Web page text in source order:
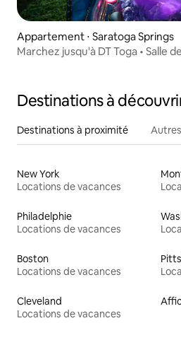
Appartement ⋅ Saratoga Springs
Marchez jusqu'à DT Toga • Salle
Destinations à
Destinations à proximité
New York
Locations de vacances
Philadelphie
Locations de vacances
Boston
Locations de vacances
Cleveland
Locations de vacances